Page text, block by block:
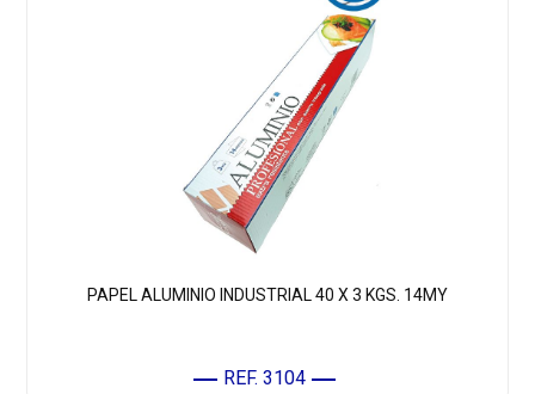
PAPEL ALUMINIO INDUSTRIAL 40 X 3 KGS. 14MY
REF. 3104